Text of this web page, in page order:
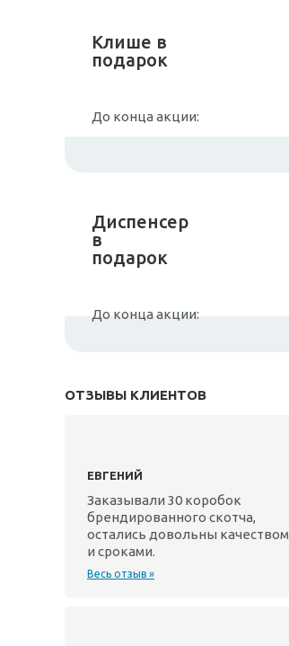
Клише в
подарок
До конца акции:
Диспенсер
в
подарок
До конца акции:
ОТЗЫВЫ КЛИЕНТОВ
ЕВГЕНИЙ
Заказывали 30 коробок
брендированного скотча,
остались довольны качеством
и сроками.
Весь отзыв »